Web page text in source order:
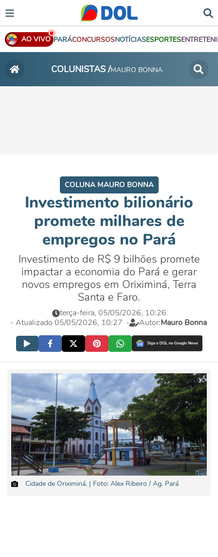
AO VIVO PARÁCONCURSOSNOTÍCIASESPORTES
COLUNISTAS /MAURO BONNA
COLUNA MAURO BONNA
Investimento bilionário
promete milhares de
empregos no Pará
Investimento de R$ 9 bilhões promete
impactar a economia do Pará e gerar
novos empregos em Oriximiná, Terra
Santa e Faro.
terça-feira, 05/05/2026, 10:26
- Atualizado 05/05/2026, 10:27 - Autor:Mauro Bonna
Cidade de Oriximiná. | Foto: Alex Ribeiro / Ag. Pará